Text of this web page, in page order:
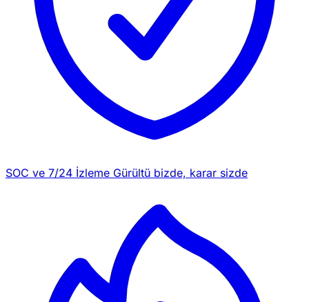
SOC ve 7/24 İzleme Gürültü bizde, karar sizde